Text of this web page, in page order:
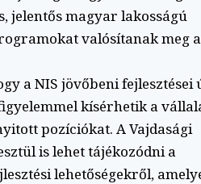
jelentős magyar lakosságú
valósítanak meg a
a NIS jövőbeni fejlesztései
kísérhetik a
pozíciókat. A Vajdasági
is lehet tájékozódni a
lehetőségekről,